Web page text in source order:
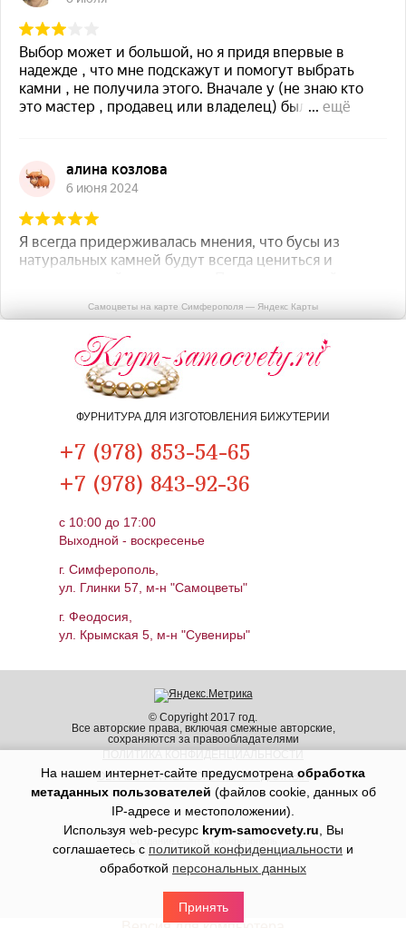
На нашем интернет-сайте предусмотрена обработка
метаданных пользователей (файлов cookie, данных об
IP-адресе и местоположении).
Используя web-ресурс krym-samocvety.ru , Вы
соглашаетесь с политикой конфиденциальности и
обработкой персональных данных
Принять
Самоцветы на карте Симферополя — Яндекс Карты
ФУРНИТУРА ДЛЯ ИЗГОТОВЛЕНИЯ БИЖУТЕРИИ
+7 (978) 853-54-65
+7 (978) 843-92-36
c 10:00 до 17:00
Выходной - воскресенье
г. Симферополь,
ул. Глинки 57, м-н "Самоцветы"
г. Феодосия,
ул. Крымская 5, м-н "Сувениры"
© Copyright 2017 год.
Все авторские права, включая смежные авторские,
сохраняются за правообладателями
ПОЛИТИКА КОНФИДЕНЦИАЛЬНОСТИ
ОБРАБОТКА ПЕРСОНАЛЬНЫХ ДАННЫХ
Создание сайтов Симферополь
Продвижение сайтов Симферополь Крым